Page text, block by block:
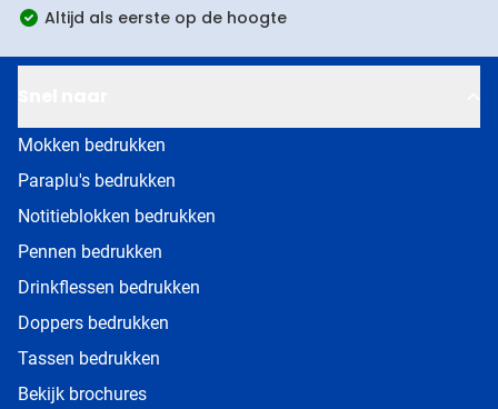
Altijd als eerste op de hoogte
Mokken bedrukken
Paraplu's bedrukken
Notitieblokken bedrukken
Pennen bedrukken
Drinkflessen bedrukken
Doppers bedrukken
Tassen bedrukken
Bekijk brochures